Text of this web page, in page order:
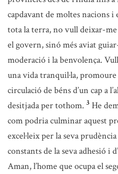
capdavant de moltes nacions
tota la terra, no vull deixar-
el govern, sinó més aviat
moderació i la benvolença.
una vida tranquil·la,
circulació de béns d’un cap a
desitjada per tothom. 3 He
com podria culminar aquest
excel·leix per la seva
constants de la seva adhesió i
Aman, l’home que ocupa el